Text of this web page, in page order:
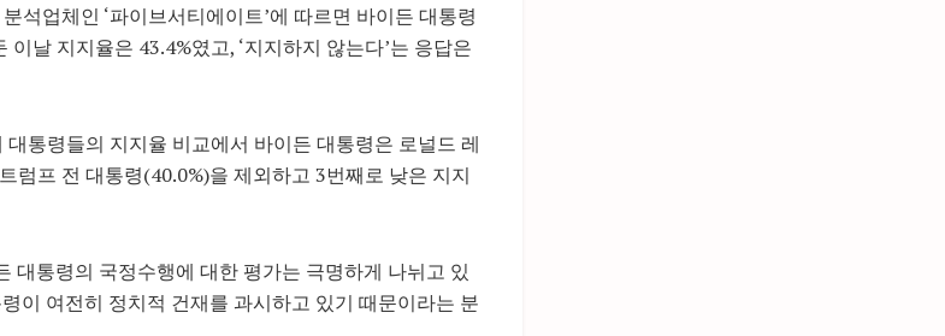
석업체인 ‘파이브서티에이트’에 따르면 바이든 대통령
이날 지지율은 43.4%였고, ‘지지하지 않는다’는 응답은
통령들의 지지율 비교에서 바이든 대통령은 로널드 레
럼프 전 대통령(40.0%)을 제외하고 3번째로 낮은 지지
대통령의 국정수행에 대한 평가는 극명하게 나뉘고 있
이 여전히 정치적 건재를 과시하고 있기 때문이라는 분